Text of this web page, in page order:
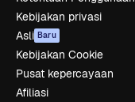
Kebijakan privasi
Asli Baru
Kebijakan Cookie
Pusat kepercayaan
Afiliasi